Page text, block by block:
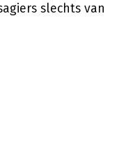
slechts van